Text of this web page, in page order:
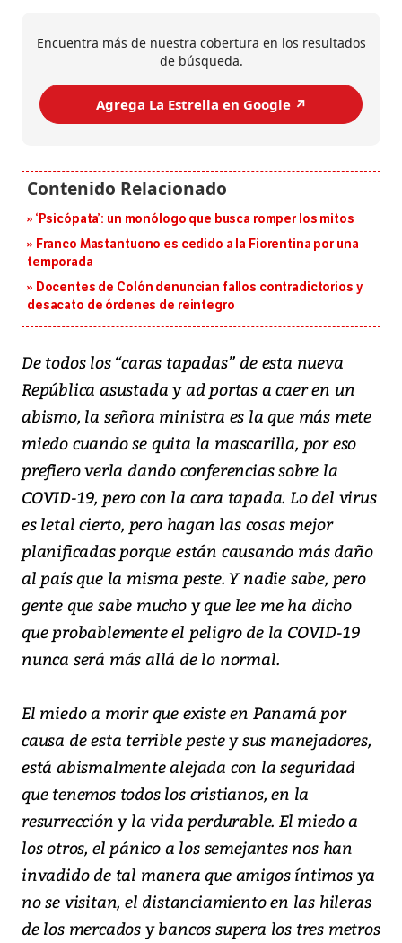
Encuentra más de nuestra cobertura en los resultados
de búsqueda.
Agrega La Estrella en Google ↗️
‘Psicópata’: un monólogo que busca romper los mitos
Franco Mastantuono es cedido a la Fiorentina por una
temporada
Docentes de Colón denuncian fallos contradictorios y
desacato de órdenes de reintegro
De todos los “caras tapadas” de esta nueva
República asustada y ad portas a caer en un
abismo, la señora ministra es la que más mete
miedo cuando se quita la mascarilla, por eso
prefiero verla dando conferencias sobre la
COVID-19, pero con la cara tapada. Lo del virus
es letal cierto, pero hagan las cosas mejor
planificadas porque están causando más daño
al país que la misma peste. Y nadie sabe, pero
gente que sabe mucho y que lee me ha dicho
que probablemente el peligro de la COVID-19
nunca será más allá de lo normal.
El miedo a morir que existe en Panamá por
causa de esta terrible peste y sus manejadores,
está abismalmente alejada con la seguridad
que tenemos todos los cristianos, en la
resurrección y la vida perdurable. El miedo a
los otros, el pánico a los semejantes nos han
invadido de tal manera que amigos íntimos ya
no se visitan, el distanciamiento en las hileras
de los mercados y bancos supera los tres metros